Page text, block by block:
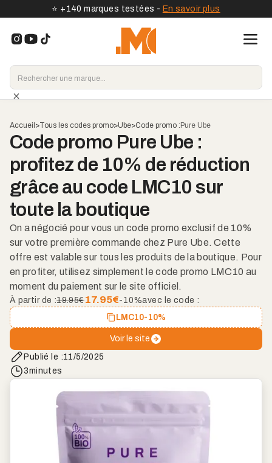
⭐️ +140 marques testées - En savoir plus
Accueil>Tous les codes promo>Ube>Code promo :Pure Ube
Code promo Pure Ube :
profitez de 10% de réduction
grâce au code LMC10 sur
toute la boutique
On a négocié pour vous un code promo exclusif de 10%
sur votre première commande chez Pure Ube. Cette
offre est valable sur tous les produits de la boutique. Pour
en profiter, utilisez simplement le code promo LMC10 au
moment du paiement sur le site officiel.
À partir de :19.95€17.95€-10%avec le code :
LMC10-10%
Voir le site
Publié le :11/5/2025
3minutes